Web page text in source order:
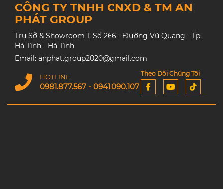
CÔNG TY TNHH CNXD & TM AN
PHÁT GROUP
Trụ Sở & Showroom 1: Số 266 - Đường Vũ Quang - Tp.
Hà Tĩnh - Hà Tĩnh
Email: anphat.group2020@gmail.com
HOTLINE
0981.877.567 - 0941.090.107
Theo Dõi Chúng Tôi